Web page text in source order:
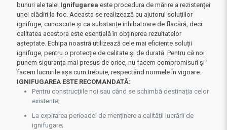
bunuri ale tale! Ignifugarea este procedura de mărire a rezistenței
unei clădiri la foc. Aceasta se realizează cu ajutorul soluțiilor
ignifuge, cunoscute și ca substanțe inhibatoare de flacără, deci
calitatea acestora este esențială în obținerea rezultatelor
așteptate. Echipa noastră utilizează cele mai eficiente soluții
ignifuge, pentru o protecție de calitate și de durată. Pentru că noi
punem siguranța mai presus de orice, nu facem compromisuri și
facem lucrurile așa cum trebuie, respectând normele în vigoare.
IGNIFUGAREA ESTE RECOMANDATĂ:
Pentru construcțiile noi sau când se schimbă destinația celor
existente;
La expirarea perioadei de menținere a calității lucrării de
ignifugare;